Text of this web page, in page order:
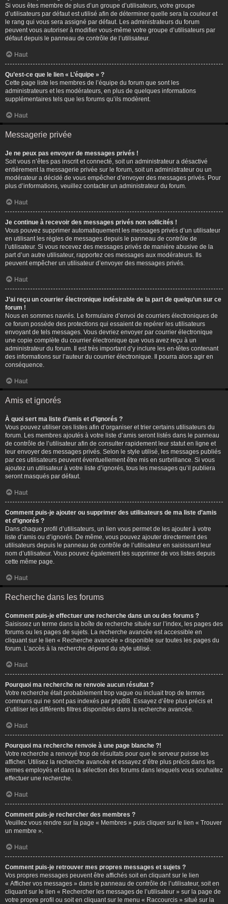
Si vous êtes membre de plus d’un groupe d’utilisateurs, votre groupe
d’utilisateurs par défaut est utilisé afin de déterminer quelle sera la couleur et
le rang qui vous sera assigné par défaut. Les administrateurs du forum
peuvent vous autoriser à modifier vous-même votre groupe d’utilisateurs par
défaut depuis le panneau de contrôle de l’utilisateur.
Haut
Qu’est-ce que le lien « L’équipe » ?
Cette page liste les membres de l’équipe du forum que sont les
administrateurs et les modérateurs, en plus de quelques informations
supplémentaires tels que les forums qu’ils modèrent.
Haut
Messagerie privée
Je ne peux pas envoyer de messages privés !
Soit vous n’êtes pas inscrit et connecté, soit un administrateur a désactivé
entièrement la messagerie privée sur le forum, soit un administrateur ou un
modérateur a décidé de vous empêcher d’envoyer des messages privés. Pour
plus d’informations, veuillez contacter un administrateur du forum.
Haut
Je continue à recevoir des messages privés non sollicités !
Vous pouvez supprimer automatiquement les messages privés d’un utilisateur
en utilisant les règles de messages depuis le panneau de contrôle de
l’utilisateur. Si vous recevez des messages privés de manière abusive de la
part d’un autre utilisateur, rapportez ces messages aux modérateurs. Ils
peuvent empêcher un utilisateur d’envoyer des messages privés.
Haut
J’ai reçu un courrier électronique indésirable de la part de quelqu’un sur ce
forum !
Nous en sommes navrés. Le formulaire d’envoi de courriers électroniques de
ce forum possède des protections qui essaient de repérer les utilisateurs
envoyant de tels messages. Vous devriez envoyer par courrier électronique
une copie complète du courrier électronique que vous avez reçu à un
administrateur du forum. Il est très important d’y inclure les en-têtes contenant
des informations sur l’auteur du courrier électronique. Il pourra alors agir en
conséquence.
Haut
Amis et ignorés
À quoi sert ma liste d’amis et d’ignorés ?
Vous pouvez utiliser ces listes afin d’organiser et trier certains utilisateurs du
forum. Les membres ajoutés à votre liste d’amis seront listés dans le panneau
de contrôle de l’utilisateur afin de consulter rapidement leur statut en ligne et
leur envoyer des messages privés. Selon le style utilisé, les messages publiés
par ces utilisateurs peuvent éventuellement être mis en surbrillance. Si vous
ajoutez un utilisateur à votre liste d’ignorés, tous les messages qu’il publiera
seront masqués par défaut.
Haut
Comment puis-je ajouter ou supprimer des utilisateurs de ma liste d’amis
et d’ignorés ?
Dans chaque profil d’utilisateurs, un lien vous permet de les ajouter à votre
liste d’amis ou d’ignorés. De même, vous pouvez ajouter directement des
utilisateurs depuis le panneau de contrôle de l’utilisateur en saisissant leur
nom d’utilisateur. Vous pouvez également les supprimer de vos listes depuis
cette même page.
Haut
Recherche dans les forums
Comment puis-je effectuer une recherche dans un ou des forums ?
Saisissez un terme dans la boîte de recherche située sur l’index, les pages des
forums ou les pages de sujets. La recherche avancée est accessible en
cliquant sur le lien « Recherche avancée » disponible sur toutes les pages du
forum. L’accès à la recherche dépend du style utilisé.
Haut
Pourquoi ma recherche ne renvoie aucun résultat ?
Votre recherche était probablement trop vague ou incluait trop de termes
communs qui ne sont pas indexés par phpBB. Essayez d’être plus précis et
d’utiliser les différents filtres disponibles dans la recherche avancée.
Haut
Pourquoi ma recherche renvoie à une page blanche ?!
Votre recherche a renvoyé trop de résultats pour que le serveur puisse les
afficher. Utilisez la recherche avancée et essayez d’être plus précis dans les
termes employés et dans la sélection des forums dans lesquels vous souhaitez
effectuer une recherche.
Haut
Comment puis-je rechercher des membres ?
Veuillez vous rendre sur la page « Membres » puis cliquer sur le lien « Trouver
un membre ».
Haut
Comment puis-je retrouver mes propres messages et sujets ?
Vos propres messages peuvent être affichés soit en cliquant sur le lien
« Afficher vos messages » dans le panneau de contrôle de l’utilisateur, soit en
cliquant sur le lien « Rechercher les messages de l’utilisateur » sur la page de
votre propre profil ou soit en cliquant sur le menu « Raccourcis » situé sur la